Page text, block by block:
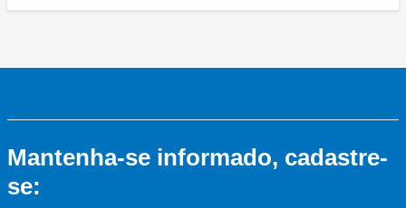
Mantenha-se informado, cadastre-
se: